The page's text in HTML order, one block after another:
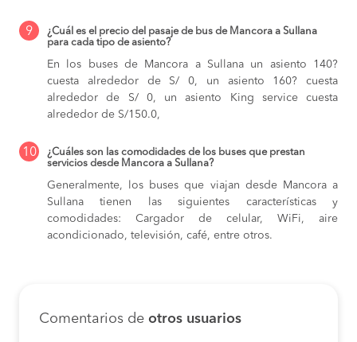
9
¿Cuál es el precio del pasaje de bus de Mancora a Sullana
para cada tipo de asiento?
En los buses de Mancora a Sullana un asiento 140?
cuesta alrededor de S/ 0, un asiento 160? cuesta
alrededor de S/ 0, un asiento King service cuesta
alrededor de S/150.0,
10
¿Cuáles son las comodidades de los buses que prestan
servicios desde Mancora a Sullana?
Generalmente, los buses que viajan desde Mancora a
Sullana tienen las siguientes características y
comodidades: Cargador de celular, WiFi, aire
acondicionado, televisión, café, entre otros.
Comentarios de otros usuarios